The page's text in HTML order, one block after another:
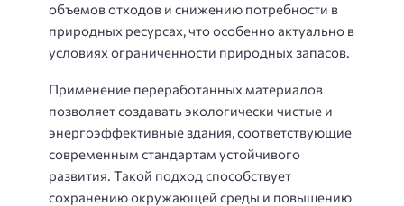
объемов отходов и снижению потребности в
природных ресурсах, что особенно актуально в
условиях ограниченности природных запасов.
Применение переработанных материалов
позволяет создавать экологически чистые и
энергоэффективные здания, соответствующие
современным стандартам устойчивого
развития. Такой подход способствует
сохранению окружающей среды и повышению